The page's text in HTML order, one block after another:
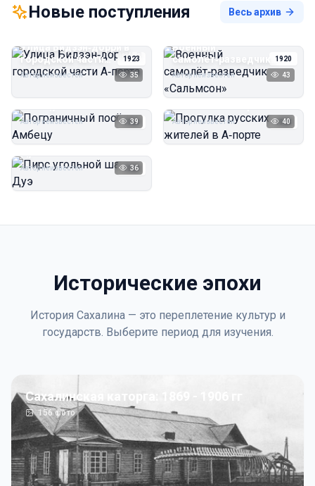
Новые поступления Весь архив
1923
Улица Бидзэн‑дорри в
городской части
А‑порта
Автор неизвестен 35
1920
Военный
самолёт‑разведчик
«Сальмсон»
Автор неизвестен 43
1923
Автор неизвестен 39 1923
Прогулка русских
Автор неизвестен 40
1923
Пирс угольной шахты
Автор неизвестен 36
Исторические эпохи
История Сахалина — это переплетение культур и
государств. Выберите период для изучения.
Сахалинская каторга: 1869 - 1906 гг
156фото